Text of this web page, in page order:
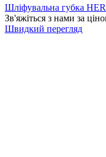
Шліфувальна губка
Зв'яжіться з нами за
Швидкий перегляд